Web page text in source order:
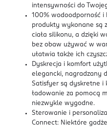
intensywności do
100% wodoodporność i
produkty wykonane są
ciała silikonu, a dzięki
bez obaw używać w
ułatwia także ich
Dyskrecja i komfort
elegancki, nagradzany
Satisfyer są dyskretne i
ładowanie za pomocą
niezwykle wygodne.
Sterowanie i
Connect: Niektóre